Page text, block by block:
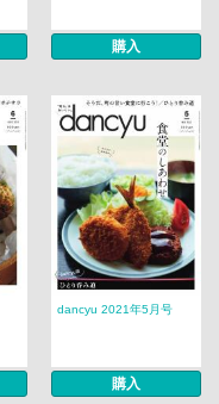
購入
dancyu 2021年5月号
購入